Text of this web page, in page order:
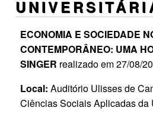
ECONOMIA E SOCIEDADE
CONTEMPORÂNEO: UMA
SINGER realizado em 27/08/
Local: Auditório Ulisses de
Ciências Sociais Aplicadas da